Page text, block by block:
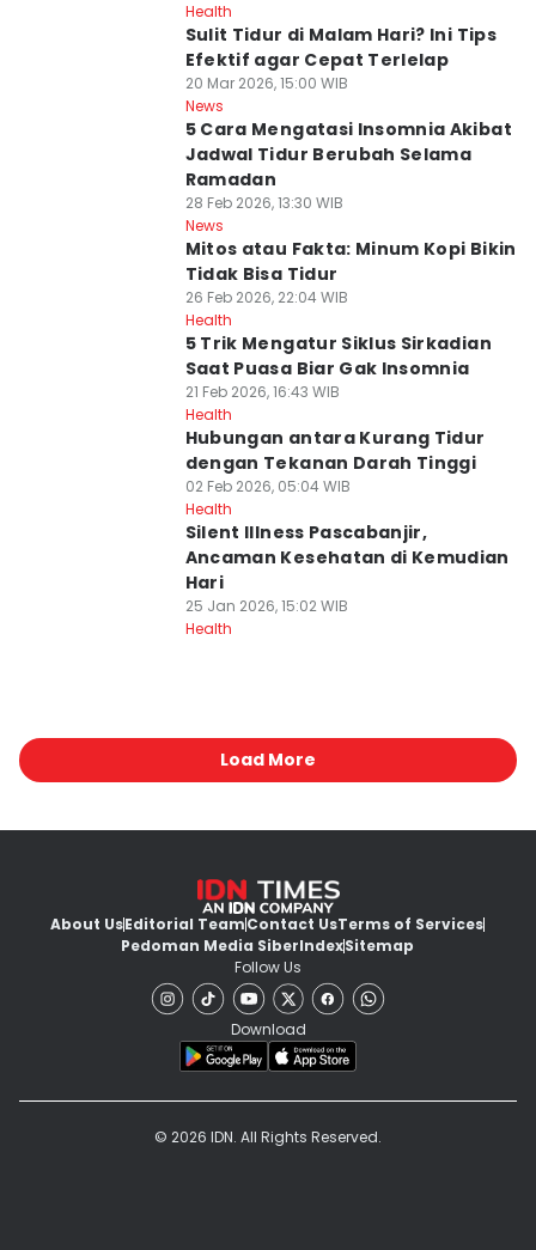
Health
Sulit Tidur di Malam Hari? Ini Tips
Efektif agar Cepat Terlelap
20 Mar 2026, 15:00 WIB
News
5 Cara Mengatasi Insomnia Akibat
Jadwal Tidur Berubah Selama
Ramadan
28 Feb 2026, 13:30 WIB
News
Mitos atau Fakta: Minum Kopi Bikin
Tidak Bisa Tidur
26 Feb 2026, 22:04 WIB
Health
5 Trik Mengatur Siklus Sirkadian
Saat Puasa Biar Gak Insomnia
21 Feb 2026, 16:43 WIB
Health
Hubungan antara Kurang Tidur
dengan Tekanan Darah Tinggi
02 Feb 2026, 05:04 WIB
Health
Silent Illness Pascabanjir,
Ancaman Kesehatan di Kemudian
Hari
25 Jan 2026, 15:02 WIB
Health
Load More
About UsEditorial TeamContact UsTerms of Services
Pedoman Media SiberIndexSitemap
Follow Us
Download
© 2026 IDN. All Rights Reserved.